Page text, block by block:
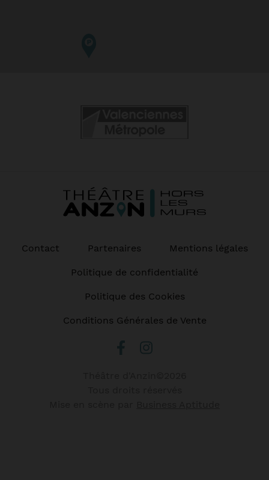
Contact Partenaires Mentions légales
Politique de confidentialité
Politique des Cookies
Conditions Générales de Vente